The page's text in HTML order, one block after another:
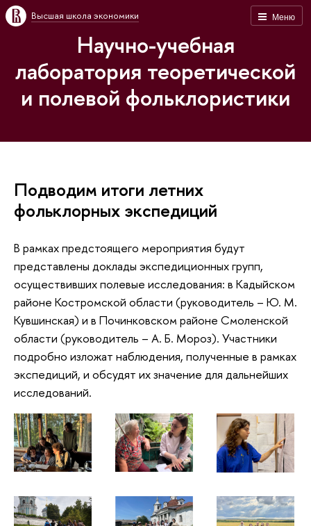
Меню
Высшая школа экономики
Научно-учебная
лаборатория теоретической
и полевой фольклористики
Подводим итоги летних
фольклорных экспедиций
В рамках предстоящего мероприятия будут
представлены доклады экспедиционных групп,
осуществивших полевые исследования: в Кадыйском
районе Костромской области (руководитель – Ю. М.
Кувшинская) и в Починковском районе Смоленской
области (руководитель – А. Б. Мороз). Участники
подробно изложат наблюдения, полученные в рамках
экспедиций, и обсудят их значение для дальнейших
исследований.